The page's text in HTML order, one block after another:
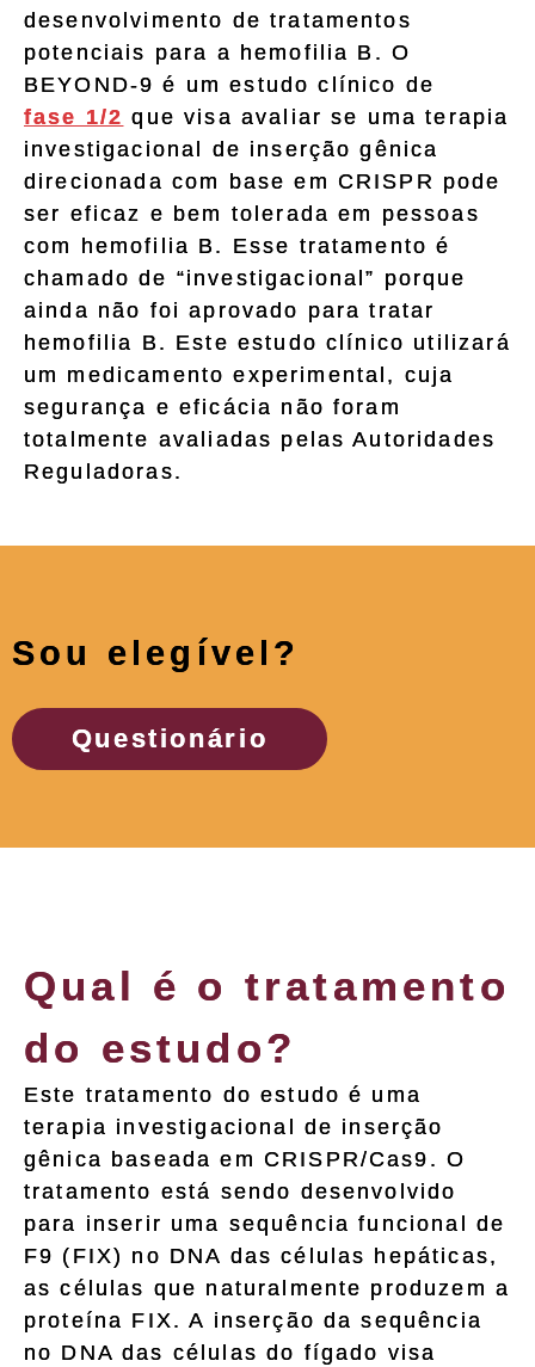
desenvolvimento de tratamentos
potenciais para a hemofilia B. O
BEYOND-9 é um estudo clínico de
fase 1/2 que visa avaliar se uma terapia
investigacional de inserção gênica
direcionada com base em CRISPR pode
ser eficaz e bem tolerada em pessoas
com hemofilia B. Esse tratamento é
chamado de “investigacional” porque
ainda não foi aprovado para tratar
hemofilia B. Este estudo clínico utilizará
um medicamento experimental, cuja
segurança e eficácia não foram
totalmente avaliadas pelas Autoridades
Reguladoras.
Sou elegível?
Questionário
Qual é o tratamento
do estudo?
Este tratamento do estudo é uma
terapia investigacional de inserção
gênica baseada em CRISPR/Cas9. O
tratamento está sendo desenvolvido
para inserir uma sequência funcional de
F9 (FIX) no DNA das células hepáticas,
as células que naturalmente produzem a
proteína FIX. A inserção da sequência
no DNA das células do fígado visa